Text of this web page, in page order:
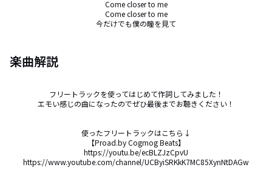
Come closer to me
Come closer to me
今だけでも僕の瞳を見て
楽曲解説
フリートラックを使ってはじめて作詞してみました！
エモい感じの曲になったのでぜひ最後までお聴きください！
使ったフリートラックはこちら↓
【Proad.by Cogmog Beats】
https://youtu.be/ecBLZJzCpvU
https://www.youtube.com/channel/UCByiSRKkK7MC85XynNtDAGw